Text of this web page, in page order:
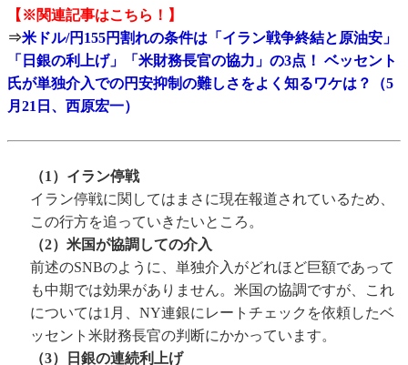
【※関連記事はこちら！】
⇒米ドル/円155円割れの条件は「イラン戦争終結と原油安」
「日銀の利上げ」「米財務長官の協力」の3点！ ベッセント
氏が単独介入での円安抑制の難しさをよく知るワケは？（5
月21日、西原宏一）
（1）イラン停戦
イラン停戦に関してはまさに現在報道されているため、
この行方を追っていきたいところ。
（2）米国が協調しての介入
前述のSNBのように、単独介入がどれほど巨額であって
も中期では効果がありません。米国の協調ですが、これ
については1月、NY連銀にレートチェックを依頼したベ
ッセント米財務長官の判断にかかっています。
（3）日銀の連続利上げ